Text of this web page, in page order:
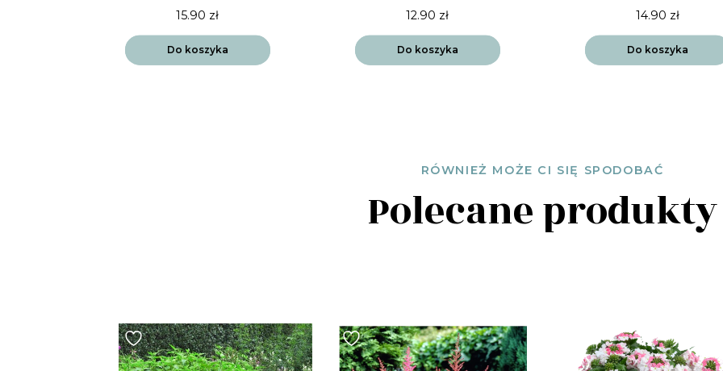
15.90 zł
Do koszyka
12.90 zł
Do koszyka
14.90 zł
Do koszyka
RÓWNIEŻ MOŻE CI SIĘ SPODOBAĆ
Polecane produkty